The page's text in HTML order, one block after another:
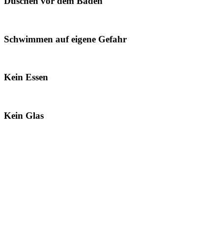
Schwimmen auf eigene Gefahr
Kein Essen
Kein Glas